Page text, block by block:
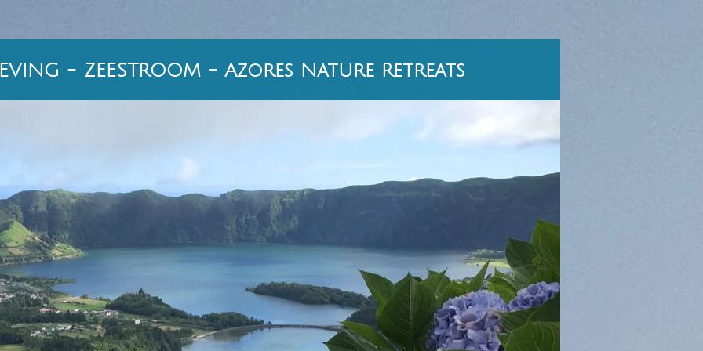
- ZEESTROOM - Azores Nature Retreats